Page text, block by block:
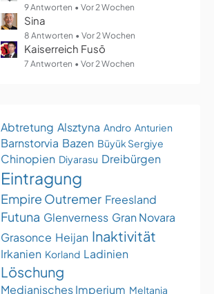
9 Antworten Vor 2 Wochen
Sina
8 Antworten Vor 2 Wochen
Kaiserreich Fusō
7 Antworten Vor 2 Wochen
Abtretung Alsztyna Andro Anturien
Barnstorvia Bazen Büyük Sergiye
Chinopien Diyarasu Dreibürgen
Eintragung
Empire Outremer Freesland
Futuna Glenverness Gran Novara
Grasonce Heijan Inaktivität
Irkanien Korland Ladinien
Löschung
Medianisches Imperium Meltania